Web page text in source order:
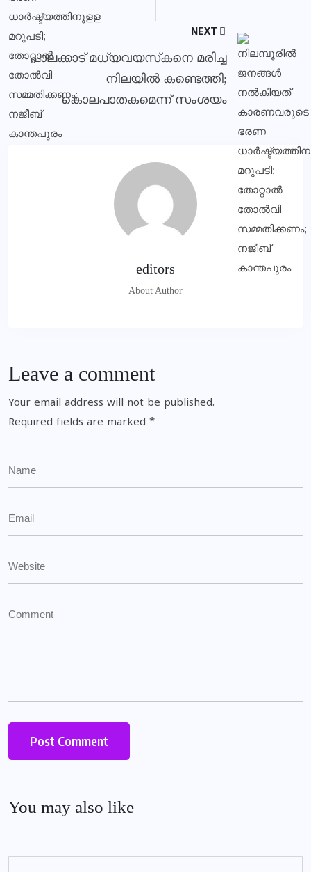
NEXT
പാലക്കാട് മധ്യവയസ്‌കനെ മരിച്ച
നിലയില്‍ കണ്ടെത്തി;
കൊലപാതകമെന്ന് സംശയം
editors
About Author
Leave a comment
Your email address will not be published.
Required fields are marked *
You may also like